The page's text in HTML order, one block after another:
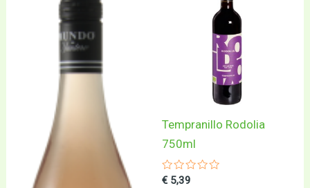
Tempranillo Rodolia
750ml
Gewaardeerd
€ 5,39